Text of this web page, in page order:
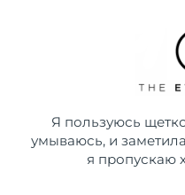
Я пользуюсь
умываюсь, и
я пропускаю